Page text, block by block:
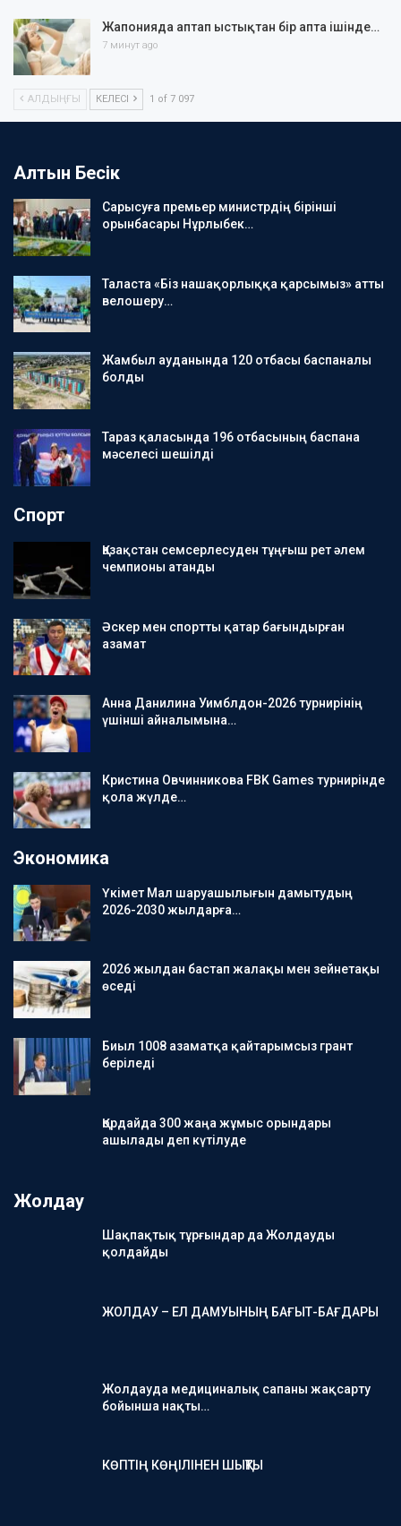
Жапонияда аптап ыстықтан бір апта ішінде…
7 минут ago
АЛДЫҢҒЫ КЕЛЕСІ 1 of 7 097
Алтын Бесік
Сарысуға премьер министрдің бірінші
орынбасары Нұрлыбек…
Таласта «Біз нашақорлыққа қарсымыз» атты
велошеру…
Жамбыл ауданында 120 отбасы баспаналы
болды
Тараз қаласында 196 отбасының баспана
мәселесі шешілді
Спорт
Қазақстан семсерлесуден тұңғыш рет әлем
чемпионы атанды
Әскер мен спортты қатар бағындырған
азамат
Анна Данилина Уимблдон-2026 турнирінің
үшінші айналымына…
Кристина Овчинникова FBK Games турнирінде
қола жүлде…
Экономика
Үкімет Мал шаруашылығын дамытудың
2026-2030 жылдарға…
2026 жылдан бастап жалақы мен зейнетақы
өседі
Биыл 1008 азаматқа қайтарымсыз грант
беріледі
Қордайда 300 жаңа жұмыс орындары
ашылады деп күтілуде
Жолдау
Шақпақтық тұрғындар да Жолдауды
қолдайды
ЖОЛДАУ – ЕЛ ДАМУЫНЫҢ БАҒЫТ-БАҒДАРЫ
Жолдауда медициналық сапаны жақсарту
бойынша нақты…
КӨПТІҢ КӨҢІЛІНЕН ШЫҚТЫ